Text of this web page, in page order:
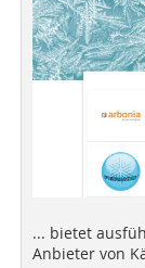
... bietet
Anbieter von